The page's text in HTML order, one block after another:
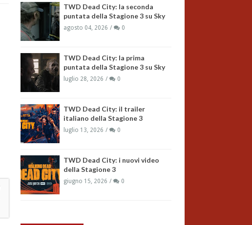
TWD Dead City: la seconda
puntata della Stagione 3 su Sky
agosto 04, 2026 0
TWD Dead City: la prima
puntata della Stagione 3 su Sky
luglio 28, 2026 0
TWD Dead City: il trailer
italiano della Stagione 3
luglio 13, 2026 0
TWD Dead City: i nuovi video
della Stagione 3
giugno 15, 2026 0